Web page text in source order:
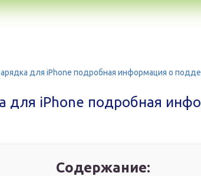
для iPhone подробная информация о
для iPhone подробная
Содержание: